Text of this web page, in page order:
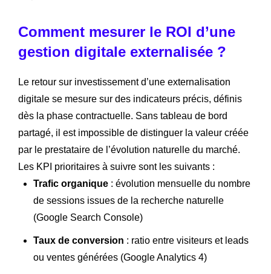
Comment mesurer le ROI d’une
gestion digitale externalisée ?
Le retour sur investissement d’une externalisation
digitale se mesure sur des indicateurs précis, définis
dès la phase contractuelle. Sans tableau de bord
partagé, il est impossible de distinguer la valeur créée
par le prestataire de l’évolution naturelle du marché.
Les KPI prioritaires à suivre sont les suivants :
Trafic organique : évolution mensuelle du nombre
de sessions issues de la recherche naturelle
(Google Search Console)
Taux de conversion : ratio entre visiteurs et leads
ou ventes générées (Google Analytics 4)